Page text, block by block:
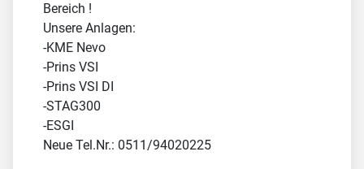
Bereich !
Unsere Anlagen:
-KME Nevo
-Prins VSI
-Prins VSI DI
-STAG300
-ESGI
Neue Tel.Nr.: 0511/94020225